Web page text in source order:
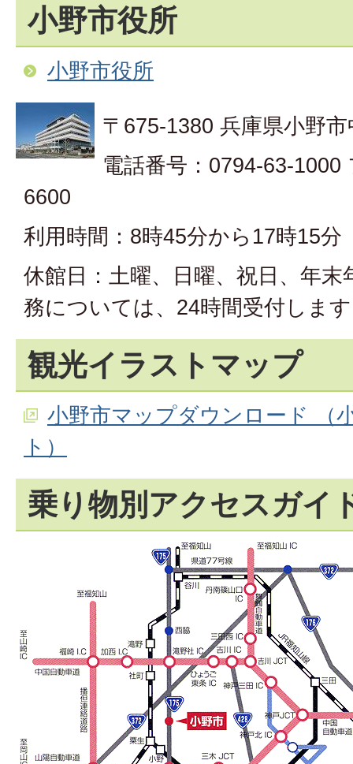
小野市役所
小野市役所
〒675-1380 兵庫県小野
電話番号：0794-63-
6600
利用時間：8時45分から17時15分
休館日：土曜、日曜、祝日、年
務については、24時間受付しま
観光イラストマップ
小野市マップダウンロード （
ト）
乗り物別アクセスガイ